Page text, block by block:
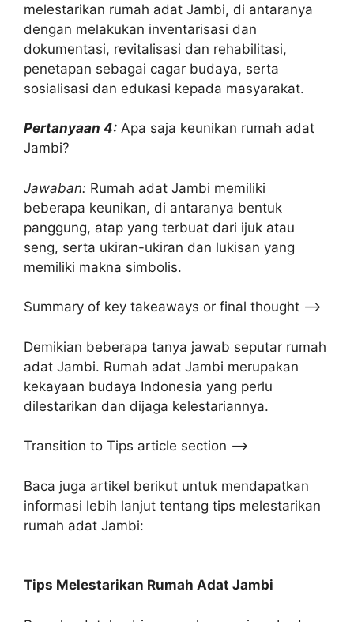
melestarikan rumah adat Jambi, di antaranya
dengan melakukan inventarisasi dan
dokumentasi, revitalisasi dan rehabilitasi,
penetapan sebagai cagar budaya, serta
sosialisasi dan edukasi kepada masyarakat.
Pertanyaan 4: Apa saja keunikan rumah adat
Jambi?
Jawaban: Rumah adat Jambi memiliki
beberapa keunikan, di antaranya bentuk
panggung, atap yang terbuat dari ijuk atau
seng, serta ukiran-ukiran dan lukisan yang
memiliki makna simbolis.
Summary of key takeaways or final thought –>
Demikian beberapa tanya jawab seputar rumah
adat Jambi. Rumah adat Jambi merupakan
kekayaan budaya Indonesia yang perlu
dilestarikan dan dijaga kelestariannya.
Transition to Tips article section –>
Baca juga artikel berikut untuk mendapatkan
informasi lebih lanjut tentang tips melestarikan
rumah adat Jambi:
Tips Melestarikan Rumah Adat Jambi